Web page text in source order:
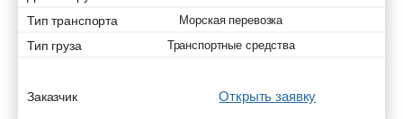
Тип транспорта Морская перевозка
Тип груза Транспортные средства
Заказчик Открыть заявку